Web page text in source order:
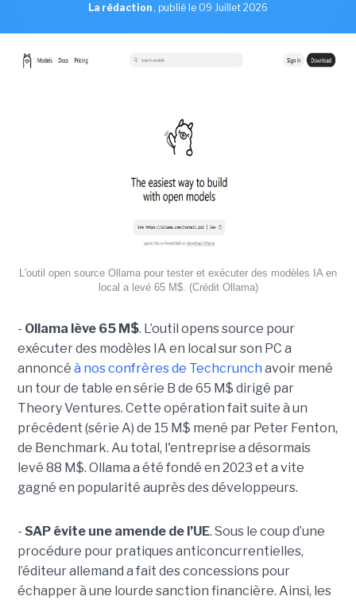
La rédaction , publié le 09 Juillet 2026
L'outil open source Ollama pour tester et exécuter des modèles IA en
local a levé 65 M$. (Crédit Ollama)
- Ollama lève 65 M$. L’outil opens source pour
exécuter des modèles IA en local sur son PC a
annoncé à nos confrères de Techcrunch avoir mené
un tour de table en série B de 65 M$ dirigé par
Theory Ventures. Cette opération fait suite à un
précédent (série A) de 15 M$ mené par Peter Fenton,
de Benchmark. Au total, l'entreprise a désormais
levé 88 M$. Ollama a été fondé en 2023 et a vite
gagné en popularité auprès des développeurs.
- SAP évite une amende de l’UE. Sous le coup d’une
procédure pour pratiques anticoncurrentielles,
l’éditeur allemand a fait des concessions pour
échapper à une lourde sanction financière. Ainsi, les